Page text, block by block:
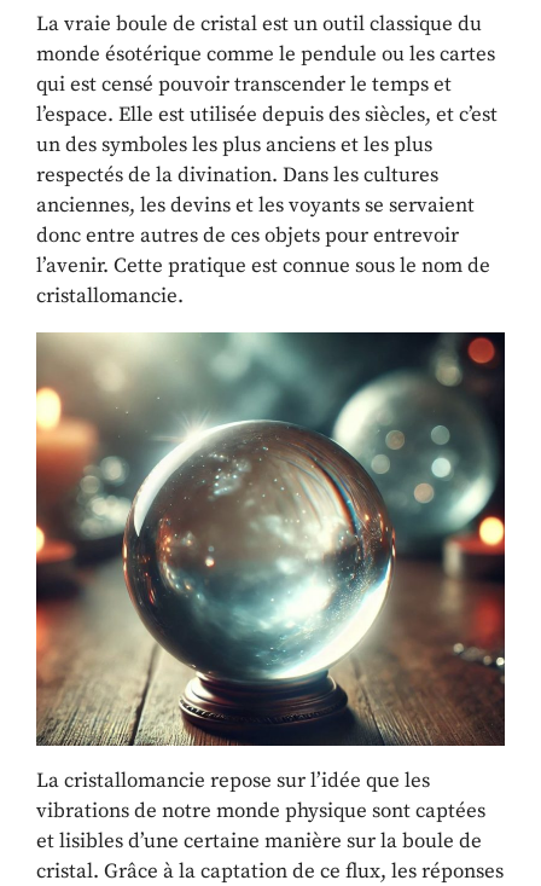
La vraie boule de cristal est un outil classique du
monde ésotérique comme le pendule ou les cartes
qui est censé pouvoir transcender le temps et
l’espace. Elle est utilisée depuis des siècles, et c’est
un des symboles les plus anciens et les plus
respectés de la divination. Dans les cultures
anciennes, les devins et les voyants se servaient
donc entre autres de ces objets pour entrevoir
l’avenir. Cette pratique est connue sous le nom de
cristallomancie.
La cristallomancie repose sur l’idée que les
vibrations de notre monde physique sont captées
et lisibles d’une certaine manière sur la boule de
cristal. Grâce à la captation de ce flux, les réponses